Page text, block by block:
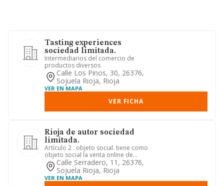
Tasting experiences
sociedad limitada.
Intermediarios del comercio de
productos diversos
Calle Los Pinos, 30, 26376,
Sojuela Rioja, Rioja
VER EN MAPA
VER FICHA
Rioja de autor sociedad
limitada.
Artículo 2 . objeto social. tiene como
objeto social la venta online de
productos riojanos incluyen...
Calle Serradero, 11, 26376,
Sojuela Rioja, Rioja
VER EN MAPA